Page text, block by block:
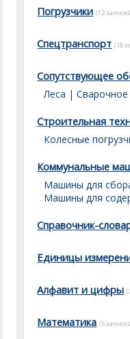
Погрузчики (12
Спецтранспорт (18
Сопутствующее
Леса |
Строительная
Колесные
Коммунальные
Машины для
Машины для
Справочник-
Единицы
Алфавит и цифры
Математика (5